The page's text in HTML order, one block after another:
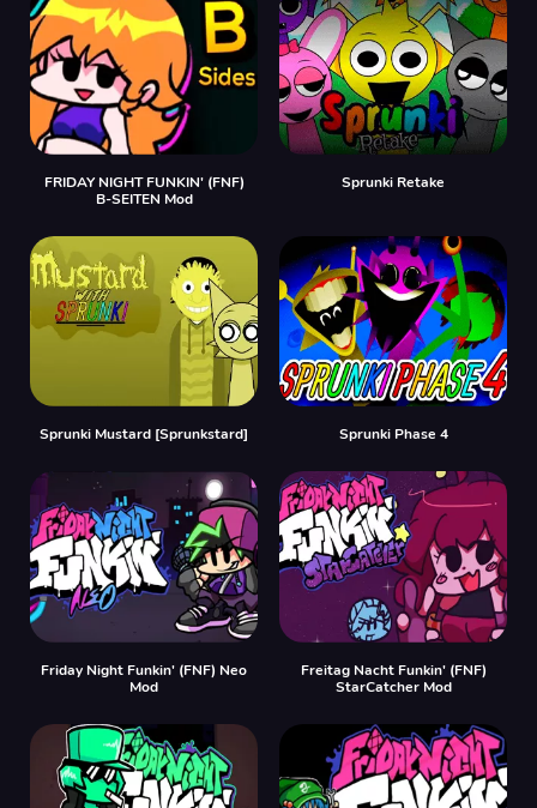
FRIDAY NIGHT FUNKIN' (FNF)
B-SEITEN Mod
Sprunki Retake
Sprunki Mustard [Sprunkstard] Sprunki Phase 4
Friday Night Funkin' (FNF) Neo
Mod
Freitag Nacht Funkin' (FNF)
StarCatcher Mod